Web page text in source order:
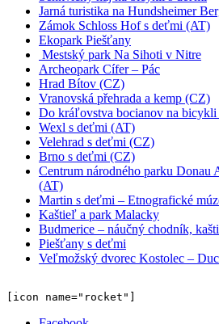
Jarná turistika na Hundsheimer
Zámok Schloss Hof s deťmi (AT)
Ekopark Piešťany
Mestský park Na Sihoti v Nitre
Archeopark Cífer – Pác
Hrad Bítov (CZ)
Vranovská přehrada a kemp (CZ)
Do kráľovstva bocianov na bicykli
Wexl s deťmi (AT)
Velehrad s deťmi (CZ)
Brno s deťmi (CZ)
Centrum národného parku Donau
(AT)
Martin s deťmi – Etnografické
Kaštieľ a park Malacky
Budmerice – náučný chodník,
Piešťany s deťmi
Veľmožský dvorec Kostolec –
[icon name="rocket"]